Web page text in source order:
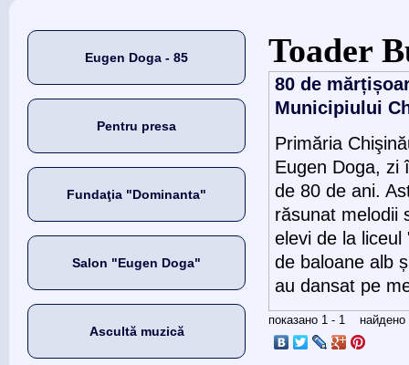
Eugen Doga - 85
Pentru presa
Fundaţia "Dominanta"
Salon "Eugen Doga"
Ascultă muzică
Eşti aici
Toader
80 de
Municipiului
Primăria
Eugen Doga, zi
de 80 de ani.
răsunat melodii
elevi de la
de baloane alb
au dansat pe
показано 1 - 1 найдено